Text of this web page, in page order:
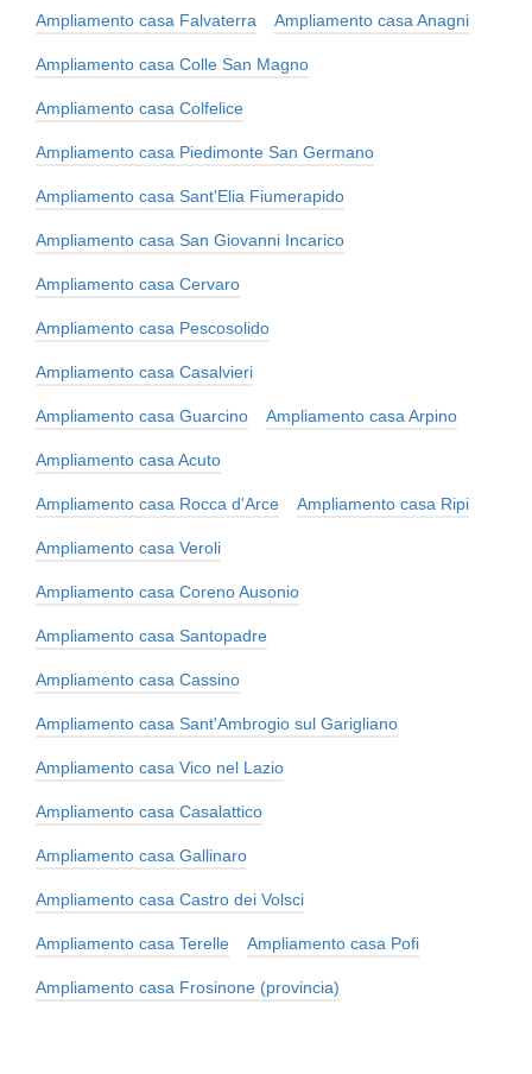
Ampliamento casa Falvaterra Ampliamento casa Anagni
Ampliamento casa Colle San Magno
Ampliamento casa Colfelice
Ampliamento casa Piedimonte San Germano
Ampliamento casa Sant'Elia Fiumerapido
Ampliamento casa San Giovanni Incarico
Ampliamento casa Cervaro
Ampliamento casa Pescosolido
Ampliamento casa Casalvieri
Ampliamento casa Guarcino Ampliamento casa Arpino
Ampliamento casa Acuto
Ampliamento casa Rocca d'Arce Ampliamento casa Ripi
Ampliamento casa Veroli
Ampliamento casa Coreno Ausonio
Ampliamento casa Santopadre
Ampliamento casa Cassino
Ampliamento casa Sant'Ambrogio sul Garigliano
Ampliamento casa Vico nel Lazio
Ampliamento casa Casalattico
Ampliamento casa Gallinaro
Ampliamento casa Castro dei Volsci
Ampliamento casa Terelle Ampliamento casa Pofi
Ampliamento casa Frosinone (provincia)